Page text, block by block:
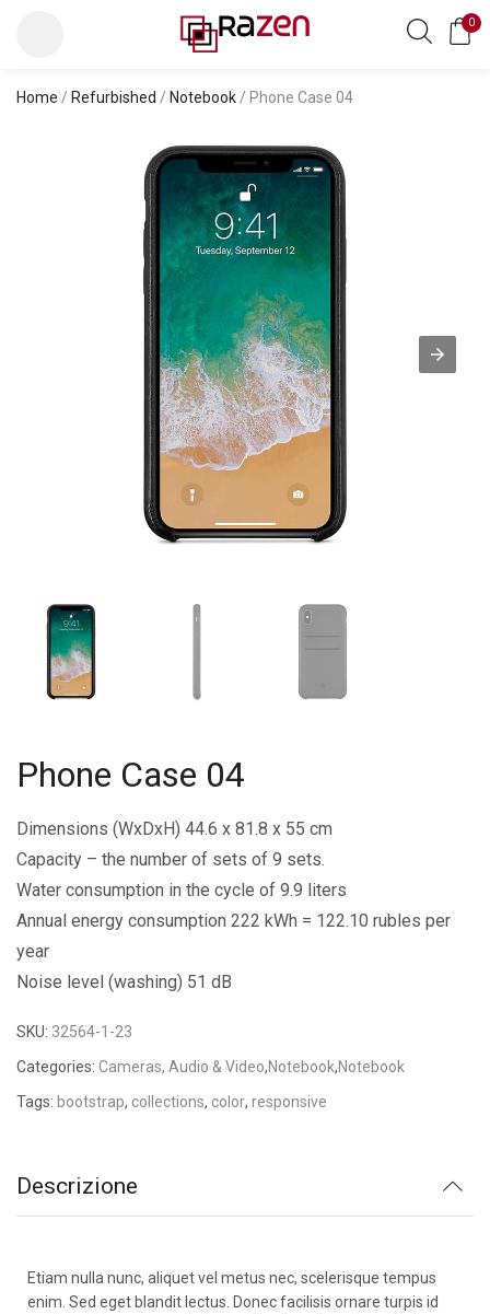
0
Home / Refurbished / Notebook / Phone Case 04
Phone Case 04
Dimensions (WxDxH) 44.6 x 81.8 x 55 cm
Capacity – the number of sets of 9 sets.
Water consumption in the cycle of 9.9 liters
Annual energy consumption 222 kWh = 122.10 rubles per
year
Noise level (washing) 51 dB
SKU: 32564-1-23
Categories: Cameras, Audio & Video,Notebook,Notebook
Tags: bootstrap, collections, color, responsive
Descrizione
Etiam nulla nunc, aliquet vel metus nec, scelerisque tempus
enim. Sed eget blandit lectus. Donec facilisis ornare turpis id